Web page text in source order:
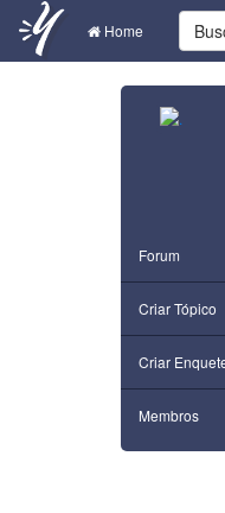
Home
Forum
Criar Tópico
Criar
Membros